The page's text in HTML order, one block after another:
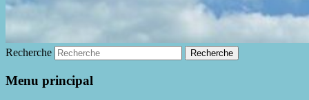
Recherche
Menu principal